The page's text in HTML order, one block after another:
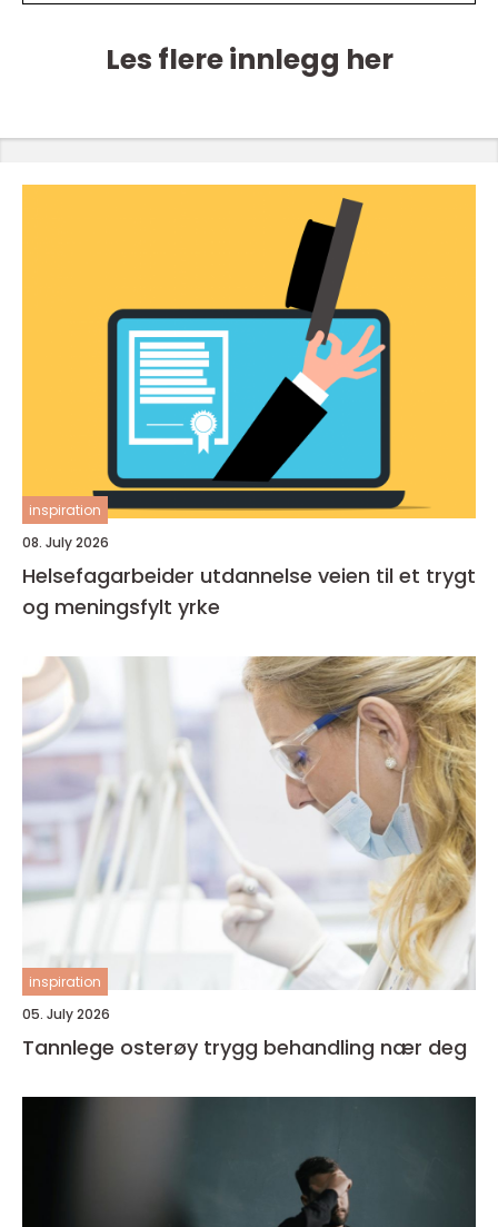
Les flere innlegg her
inspiration
08. July 2026
Helsefagarbeider utdannelse veien til et trygt
og meningsfylt yrke
inspiration
05. July 2026
Tannlege osterøy trygg behandling nær deg